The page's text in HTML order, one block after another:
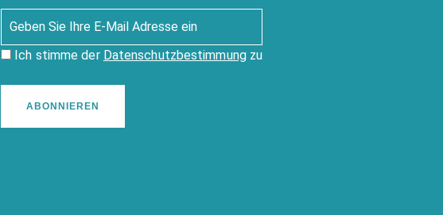
Ich stimme der Datenschutzbestimmungzu
ABONNIEREN